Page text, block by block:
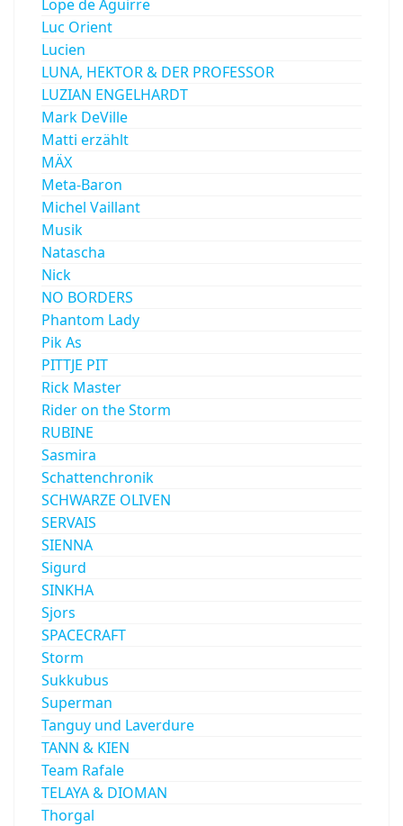
Lope de Aguirre
Luc Orient
Lucien
LUNA, HEKTOR & DER PROFESSOR
LUZIAN ENGELHARDT
Mark DeVille
Matti erzählt
MÄX
Meta-Baron
Michel Vaillant
Musik
Natascha
Nick
NO BORDERS
Phantom Lady
Pik As
PITTJE PIT
Rick Master
Rider on the Storm
RUBINE
Sasmira
Schattenchronik
SCHWARZE OLIVEN
SERVAIS
SIENNA
Sigurd
SINKHA
Sjors
SPACECRAFT
Storm
Sukkubus
Superman
Tanguy und Laverdure
TANN & KIEN
Team Rafale
TELAYA & DIOMAN
Thorgal